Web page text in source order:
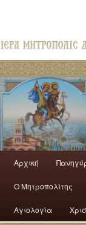
Αρχική
Ο Mητροπολίτης
Αγιολογία